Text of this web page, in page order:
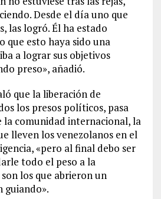
Desde el día uno que
las logró. Él ha estado
que esto haya sido una
a lograr sus objetivos
preso», añadió.
que la liberación de
los presos políticos, pasa
la comunidad internacional, la
lleven los venezolanos en el
«pero al final debo ser
todo el peso a la
los que abrieron un
guiando».